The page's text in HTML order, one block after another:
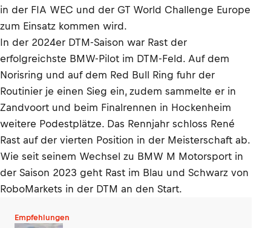
in der FIA WEC und der GT World Challenge Europe
zum Einsatz kommen wird.
In der 2024er DTM-Saison war Rast der
erfolgreichste BMW-Pilot im DTM-Feld. Auf dem
Norisring und auf dem Red Bull Ring fuhr der
Routinier je einen Sieg ein, zudem sammelte er in
Zandvoort und beim Finalrennen in Hockenheim
weitere Podestplätze. Das Rennjahr schloss René
Rast auf der vierten Position in der Meisterschaft ab.
Wie seit seinem Wechsel zu BMW M Motorsport in
der Saison 2023 geht Rast im Blau und Schwarz von
RoboMarkets in der DTM an den Start.
Empfehlungen